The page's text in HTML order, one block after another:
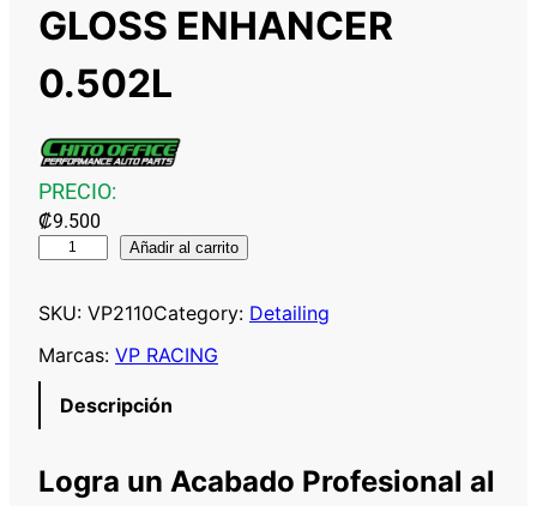
GLOSS ENHANCER
0.502L
PRECIO:
₡9.500
R
C
P
Añadir al carrito
SKU: VP2110Category: Detailing
Marcas: VP RACING
Descripción
Logra un Acabado Profesional al